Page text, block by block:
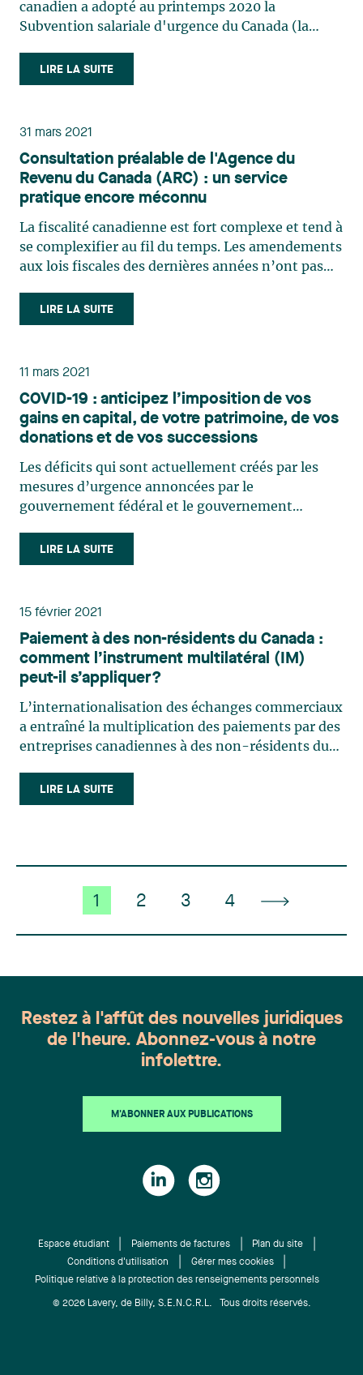
canadien a adopté au printemps 2020 la
Subvention salariale d'urgence du Canada (la
employeurs de bénéficier d'une subvention basée
sur la rémunération payée à leurs employés et sur
LIRE LA SUITE
31 mars 2021
Consultation préalable de l'Agence du
Revenu du Canada (ARC) : un service
pratique encore méconnu
La fiscalité canadienne est fort complexe et tend à
se complexifier au fil du temps. Les amendements
aux lois fiscales des dernières années n’ont pas
L’introduction de divers tests d’intention dans la
législation fiscale a aussi élargi la latitude (…)
LIRE LA SUITE
11 mars 2021
COVID-19 : anticipez l’imposition de vos
gains en capital, de votre patrimoine, de vos
donations et de vos successions
Les déficits qui sont actuellement créés par les
mesures d’urgence annoncées par le
gouvernement fédéral et le gouvernement
en perspective l’importance des déficits
antérieurs à la crise. Cette conjoncture générera
LIRE LA SUITE
15 février 2021
Paiement à des non-résidents du Canada :
comment l’instrument multilatéral (IM)
peut-il s’appliquer?
L’internationalisation des échanges commerciaux
a entraîné la multiplication des paiements par des
entreprises canadiennes à des non-résidents du
assujettis à des retenues fiscales canadiennes. Les
payeurs canadiens doivent s’assurer de retenir le
LIRE LA SUITE
1 2 3 4
Restez à l'affût des nouvelles juridiques
de l'heure. Abonnez-vous à notre
infolettre.
M'ABONNER AUX PUBLICATIONS
Espace étudiant Paiements de factures
Plan du site
Conditions d'utilisation
Gérer mes cookies
Politique relative à la protection des renseignements personnels
© 2026 Lavery, de Billy, S.E.N.C.R.L. Tous droits réservés.